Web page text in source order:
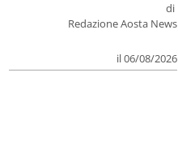
di
Redazione Aosta News
il 06/08/2026